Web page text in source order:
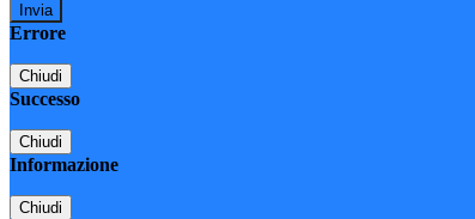
Errore
Chiudi
Successo
Chiudi
Informazione
Chiudi